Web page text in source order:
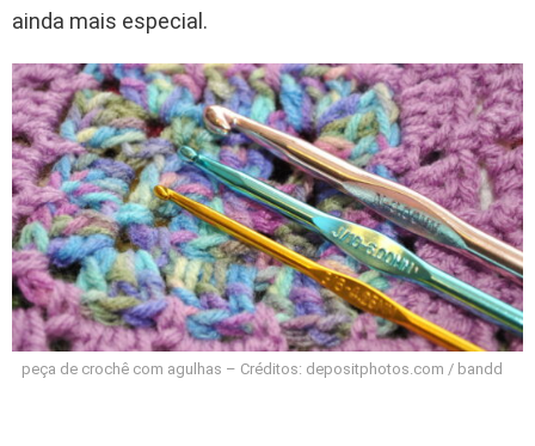
ainda mais especial.
peça de crochê com agulhas – Créditos: depositphotos.com / bandd